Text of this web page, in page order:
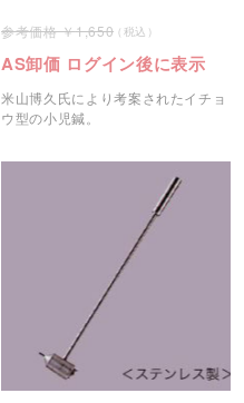
1,650
AS卸価 ログイン後に表示
米山博久氏により考案されたイチョ
ウ型の小児鍼。